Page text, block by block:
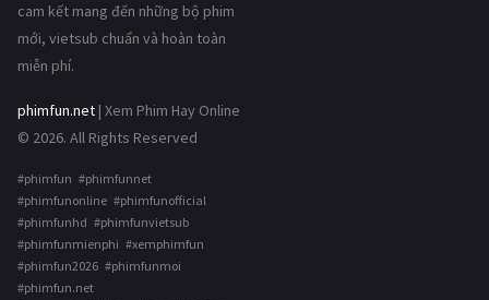
cam kết mang đến những bộ phim
mới, vietsub chuẩn và hoàn toàn
miễn phí.
phimfun.net | Xem Phim Hay Online
© 2026. All Rights Reserved
#phimfun #phimfunnet
#phimfunonline #phimfunofficial
#phimfunhd #phimfunvietsub
#phimfunmienphi #xemphimfun
#phimfun2026 #phimfunmoi
#phimfun.net